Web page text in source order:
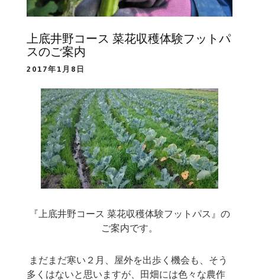
上底井野コース 菜花収穫体験フットパ
スのご案内
2017年1月8日
『上底井野コース 菜花収穫体験フットパス』の
ご案内です。
まだまだ寒い２月、屋外を出歩く機会も、そう
多くはないと思いますが、田畑には色々な農作